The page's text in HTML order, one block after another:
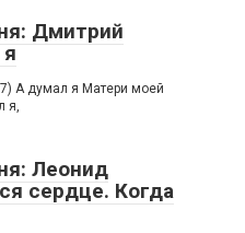
Дмитрий
А думал я Матери моей
я,
Леонид
сердце. Когда